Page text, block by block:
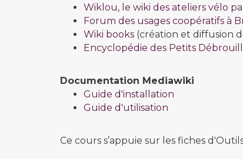
Wiklou, le wiki des ateliers vélo
Forum des usages coopératifs à
Wiki books (création et diffusion
Encyclopédie des Petits
Documentation Mediawiki
Guide d'installation
Guide d'utilisation
Ce cours s’appuie sur les fiches